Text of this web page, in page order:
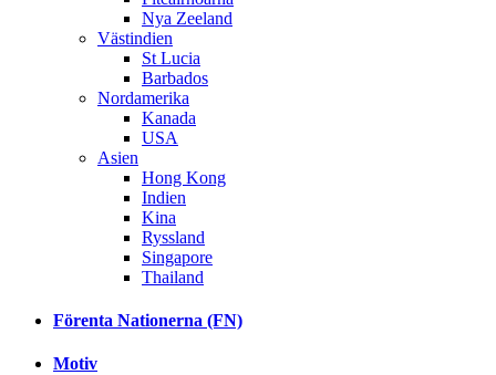
Nya Zeeland
Västindien
St Lucia
Barbados
Nordamerika
Kanada
USA
Asien
Hong Kong
Indien
Kina
Ryssland
Singapore
Thailand
Förenta Nationerna (FN)
Motiv